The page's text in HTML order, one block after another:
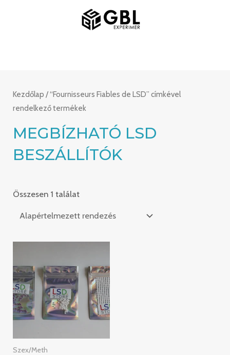
FŐMENÜ
Kezdőlap / “Fournisseurs Fiables de LSD” címkével
rendelkező termékek
MEGBÍZHATÓ LSD
BESZÁLLÍTÓK
Összesen 1 találat
Szex/Meth
-
€2,500.00